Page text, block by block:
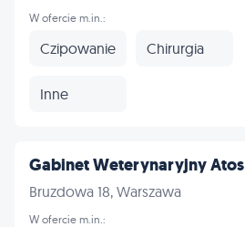
W ofercie m.in.:
Czipowanie Chirurgia
Inne
Gabinet Weterynaryjny Atos
Bruzdowa 18, Warszawa
W ofercie m.in.: